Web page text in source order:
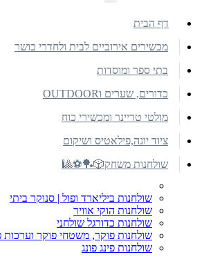
דף הבית
מכשירים אירוביים לבית ולחדרי כושר
בתי ספר ומוסדות
כדורים, שערים וOUTDOOR
מולטי טריינר ומכשירי כוח
ציוד יוגה,פילאטיס ושיקום
שולחנות משחק🎲🏓⚽🎱
שולחנות ביליארד ופול | סנוקר ביתי
שולחנות הוקי אוויר
שולחנות כדורגל שולחני
שולחנות פוקר, משטחי פוקר וערכות
שולחנות פינג פונג